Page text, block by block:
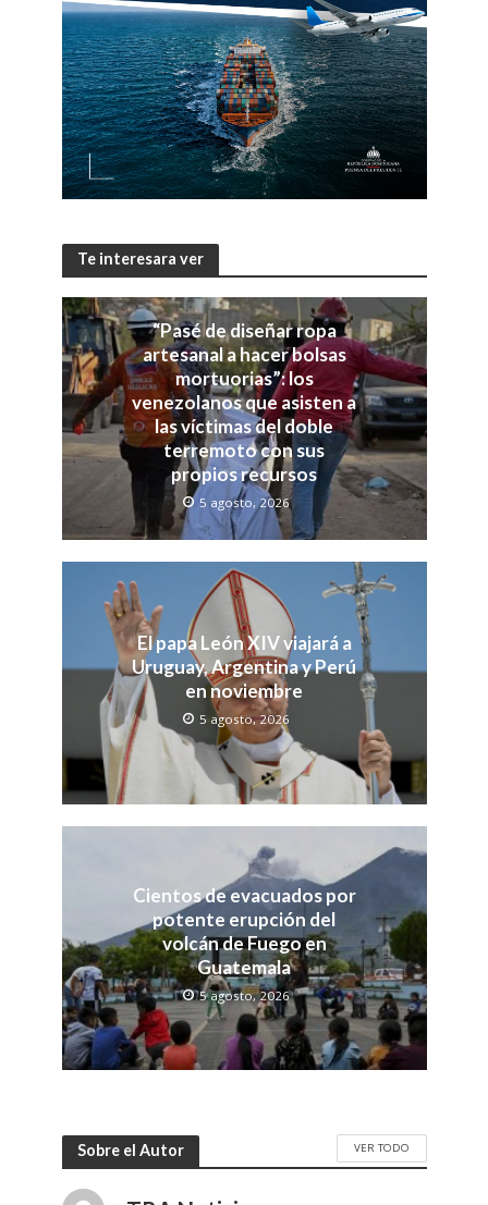
Te interesara ver
“Pasé de diseñar ropa
artesanal a hacer bolsas
mortuorias”: los
venezolanos que asisten a
las víctimas del doble
terremoto con sus
propios recursos
5 agosto, 2026
El papa León XIV viajará a
Uruguay, Argentina y Perú
en noviembre
5 agosto, 2026
Cientos de evacuados por
potente erupción del
volcán de Fuego en
Guatemala
5 agosto, 2026
Sobre el Autor VER TODO